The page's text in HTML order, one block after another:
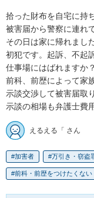
拾った財布を自宅に持
被害届から警察に連れ
その日は家に帰れまし
初犯です。起訴、不起
仕事場にはばれますか？
前科、前歴によって家
示談交渉して被害届取
示談の相場も弁護士費
えるえる「 さん
加害者 万引き・窃盗
前科・前歴をつけたくない